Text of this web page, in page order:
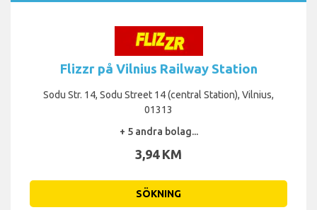
Flizzr på Vilnius Railway Station
Sodu Str. 14, Sodu Street 14 (central Station), Vilnius,
01313
+ 5 andra bolag...
3,94 KM
SÖKNING